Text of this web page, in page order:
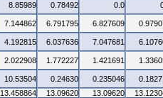
8.85989 0.78492 0.0
7.144862 6.791795 6.827609
4.192815 6.037636 7.047681
2.022908 1.772227 1.421691
10.53504 0.24630 0.235046
13.458864 13.09620 13.09620